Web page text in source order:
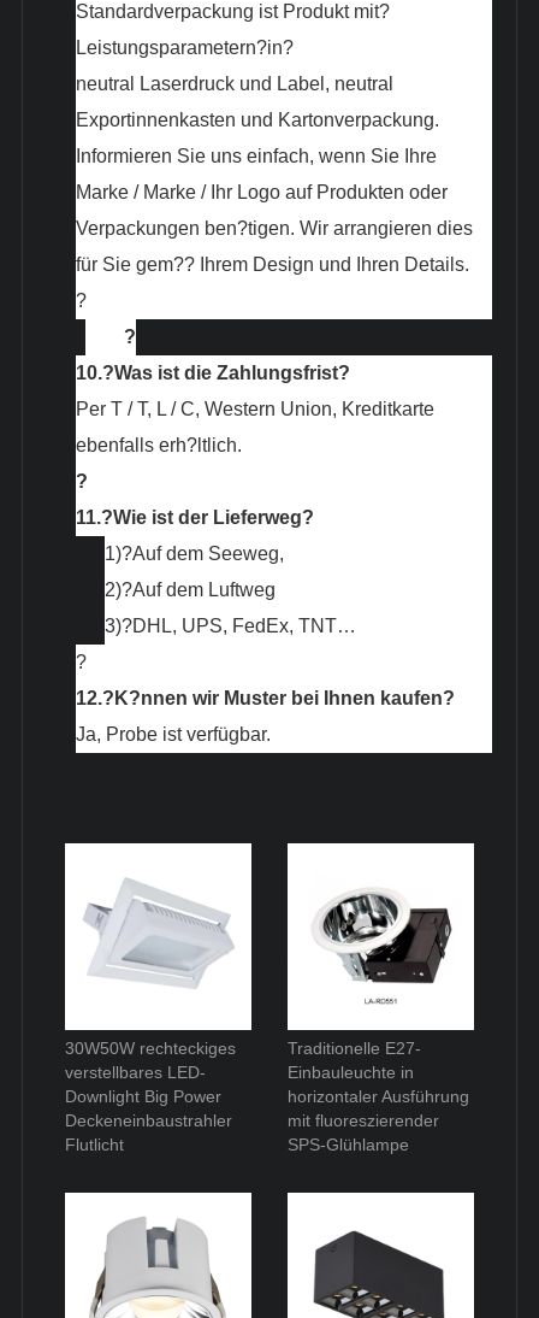
Standardverpackung ist Produkt mit?
Leistungsparametern?in?
neutral Laserdruck und Label, neutral
Exportinnenkasten und Kartonverpackung.
Informieren Sie uns einfach, wenn Sie Ihre
Marke / Marke / Ihr Logo auf Produkten oder
Verpackungen ben?tigen. Wir arrangieren dies
für Sie gem?? Ihrem Design und Ihren Details.
?
?
10.?Was ist die Zahlungsfrist?
Per T / T, L / C, Western Union, Kreditkarte
ebenfalls erh?ltlich.
?
11.?Wie ist der Lieferweg?
1)?Auf dem Seeweg,
2)?Auf dem Luftweg
3)?DHL, UPS, FedEx, TNT…
?
12.? K?nnen wir Muster bei Ihnen kaufen?
Ja, Probe ist verfügbar.
30W50W rechteckiges
verstellbares LED-
Downlight Big Power
Deckeneinbaustrahler
Flutlicht
Traditionelle E27-
Einbauleuchte in
horizontaler Ausführung
mit fluoreszierender
SPS-Glühlampe